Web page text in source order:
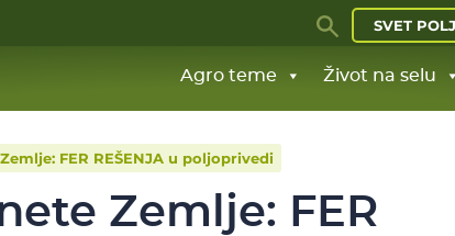
SVET
Agro teme Život na selu
FER REŠENJA u poljoprivedi
Zemlje: FER